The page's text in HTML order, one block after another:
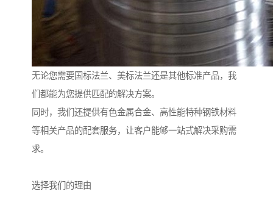
无论您需要国标法兰、美标法兰还是其他标准产品，我
们都能为您提供匹配的解决方案。
同时，我们还提供有色金属合金、高性能特种钢铁材料
等相关产品的配套服务，让客户能够一站式解决采购需
求。
选择我们的理由